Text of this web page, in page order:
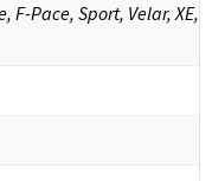
F-Pace, Sport, Velar, XE,